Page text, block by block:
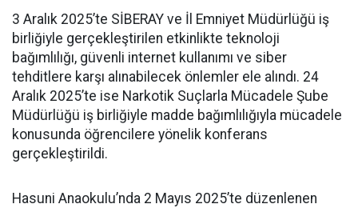
3 Aralık 2025’te SİBERAY ve İl Emniyet Müdürlüğü iş
birliğiyle gerçekleştirilen etkinlikte teknoloji
bağımlılığı, güvenli internet kullanımı ve siber
tehditlere karşı alınabilecek önlemler ele alındı. 24
Aralık 2025’te ise Narkotik Suçlarla Mücadele Şube
Müdürlüğü iş birliğiyle madde bağımlılığıyla mücadele
konusunda öğrencilere yönelik konferans
gerçekleştirildi.
Hasuni Anaokulu’nda 2 Mayıs 2025’te düzenlenen